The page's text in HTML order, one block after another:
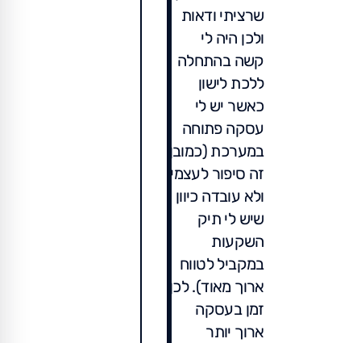
שרציתי ודאות
ולכן היה לי
קשה בהתחלה
ללכת לישון
כאשר יש לי
עסקה פתוחה
במערכת (כמובן
זה סיפור לעצמי
ולא עובדה כיוון
שיש לי תיק
השקעות
במקביל לטווח
ארוך מאוד). לכן
זמן בעסקה
ארוך יותר